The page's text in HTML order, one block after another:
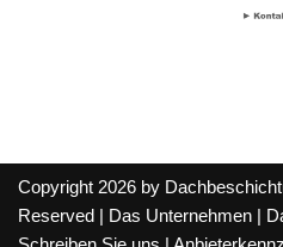
Copyright 2026 by
Reserved |
Das Unternehmen